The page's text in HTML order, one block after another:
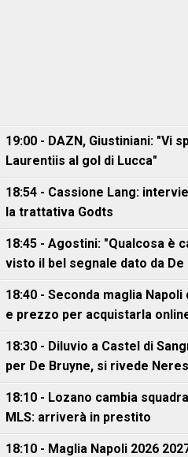
19:00 - DAZN, Giustiniani: "Vi
Laurentiis al gol di Lucca"
18:54 - Cassione Lang:
la trattativa Godts
18:45 - Agostini: "Qualcosa è
visto il bel segnale dato da De
18:40 - Seconda maglia
e prezzo per acquistarla
18:30 - Diluvio a Castel di
per De Bruyne, si rivede Neres
18:10 - Lozano cambia
MLS: arriverà in prestito
18:10 - Maglia Napoli 2026